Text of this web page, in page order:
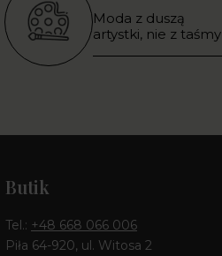
Moda z duszą
artystki, nie z taśmy
Butik
Tel.: +48 668 066 006
Piła 64-920, ul. Witosa 2